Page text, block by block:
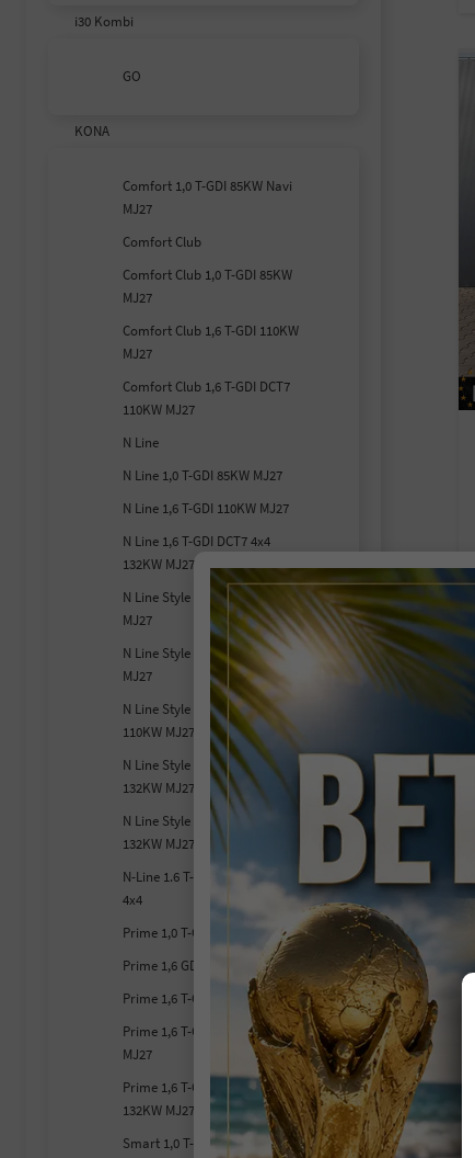
i30 Kombi
GO
KONA
Comfort 1,0 T-GDI 85KW Navi
MJ27
Comfort Club
Comfort Club 1,0 T-GDI 85KW
MJ27
Comfort Club 1,6 T-GDI 110KW
MJ27
Comfort Club 1,6 T-GDI DCT7
110KW MJ27
N Line
N Line 1,0 T-GDI 85KW MJ27
N Line 1,6 T-GDI 110KW MJ27
N Line 1,6 T-GDI DCT7 4x4
132KW MJ27
N Line Style 1,0 T-GDI 85KW
MJ27
N Line Style 1,6 GDI HEV Hybrid
MJ27
N Line Style 1,6 T-GDI DCT7
110KW MJ27
N Line Style 1,6 T-GDI DCT7
132KW MJ27
N Line Style 1,6 T-GDI DCT7 4x4
132KW MJ27
N-Line 1.6 T-GDI 7-Gang-DCT
4x4
Prime 1,0 T-GDI 85KW MJ27
Prime 1,6 GDI HEV Hybrid MJ27
Prime 1,6 T-GDI 110KW MJ27
Prime 1,6 T-GDI DCT7 132KW
MJ27
Prime 1,6 T-GDI DCT7 4x4
132KW MJ27
Smart 1,0 T-GDI 85KW MJ27